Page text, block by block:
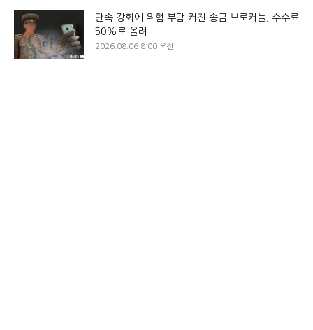
단속 강화에 위험 부담 커진 송금 브로커들, 수수료
50%로 올려
2026.08.06 8:00 오전